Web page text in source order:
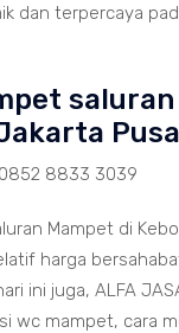
dan terpercaya
8833 3039
Mampet di
harga
ini juga, ALFA
wc mampet, cara